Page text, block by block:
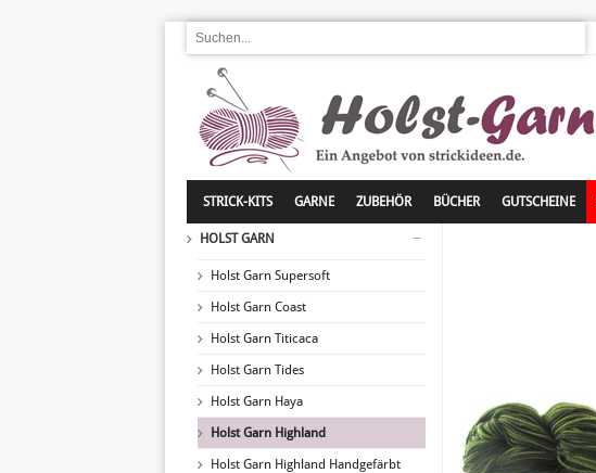
STRICK-KITS GARNE ZUBEHÖR BÜCHER GUTSCHEINE
HOLST GARN
Holst Garn Supersoft
Holst Garn Coast
Holst Garn Titicaca
Holst Garn Tides
Holst Garn Haya
Holst Garn Highland
Holst Garn Highland Handgefärbt